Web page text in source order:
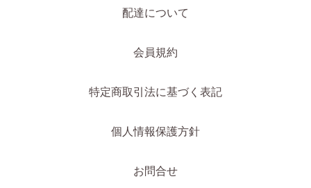
配達について
会員規約
特定商取引法に基づく表記
個人情報保護方針
お問合せ